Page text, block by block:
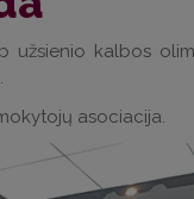
užsienio kalbos
asociacija.